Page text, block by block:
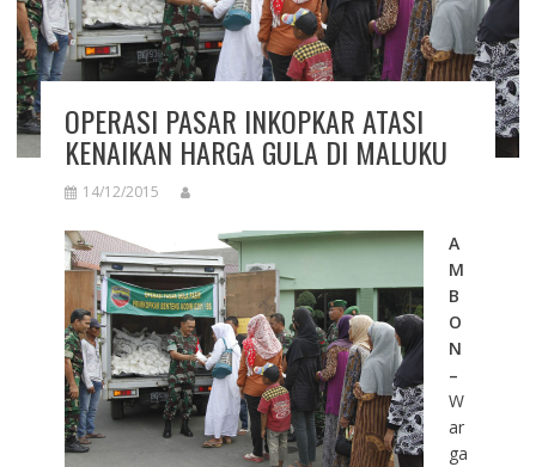
OPERASI PASAR INKOPKAR ATASI
KENAIKAN HARGA GULA DI MALUKU
14/12/2015
A
M
B
O
N
–
W
ar
ga